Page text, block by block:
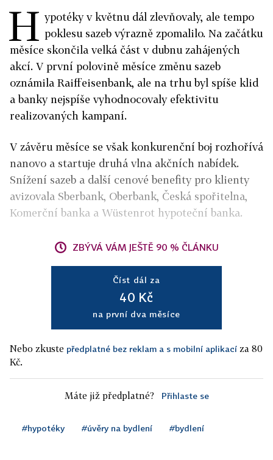
H ypotéky v květnu dál zlevňovaly, ale tempo
poklesu sazeb výrazně zpomalilo. Na začátku
měsíce skončila velká část v dubnu zahájených
akcí. V první polovině měsíce změnu sazeb
oznámila Raiffeisenbank, ale na trhu byl spíše klid
a banky nejspíše vyhodnocovaly efektivitu
realizovaných kampaní.
V závěru měsíce se však konkurenční boj rozhořívá
nanovo a startuje druhá vlna akčních nabídek.
Snížení sazeb a další cenové benefity pro klienty
avizovala Sberbank, Oberbank, Česká spořitelna,
Komerční banka a Wüstenrot hypoteční banka.
ZBÝVÁ VÁM JEŠTĚ 90 % ČLÁNKU
Číst dál za
40 Kč
na první dva měsíce
Nebo zkuste předplatné bez reklam a s mobilní aplikací za 80
Kč.
Máte již předplatné? Přihlaste se
#hypotéky #úvěry na bydlení #bydlení